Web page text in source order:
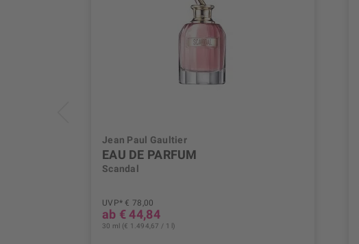
Jean Paul Gaultier
EAU DE PARFUM
Scandal
UVP* € 78,00
ab € 44,84
30 ml (€ 1.494,67 / 1 l)